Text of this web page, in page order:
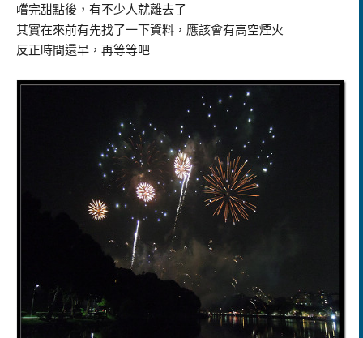
嚐完甜點後，有不少人就離去了
其實在來前有先找了一下資料，應該會有高空煙火
反正時間還早，再等等吧